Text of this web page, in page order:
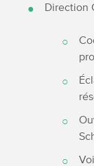
Direction